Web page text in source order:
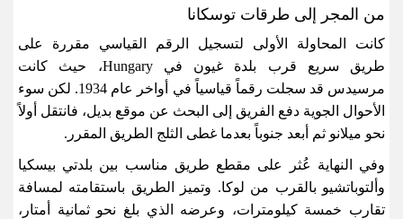
من المجر إلى طرقات توسكانا
كانت المحاولة الأولى لتسجيل الرقم القياسي مقررة على
طريق سريع قرب بلدة غيون في Hungary
، حيث كانت
مرسيدس قد سجلت رقماً قياسياً في أواخر عام 1934. لكن سوء
الأحوال الجوية دفع الفريق إلى البحث عن موقع بديل، فانتقل أولاً
نحو ميلانو ثم أبعد جنوباً بعدما غطى الثلج الطريق المقرر .
وفي النهاية عُثر على مقطع طريق مناسب بين بلدتي بيسكيا
وألتوباتشيو بالقرب من لوكا. وتميز الطريق باستقامته لمسافة
تقارب خمسة كيلومترات، وعرضه الذي بلغ نحو ثمانية أمتار،